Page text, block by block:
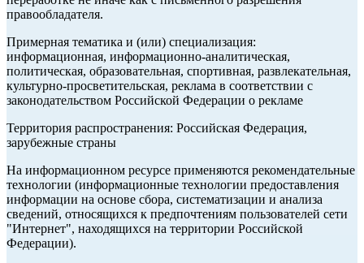
правообладателя.
Примерная тематика и (или) специализация:
информационная, информационно-аналитическая,
политическая, образовательная, спортивная, развлекательная,
культурно-просветительская, реклама в соответствии с
законодательством Российской Федерации о рекламе
Территория распространения: Российская Федерация,
зарубежные страны
На информационном ресурсе применяются рекомендательные
технологии (информационные технологии предоставления
информации на основе сбора, систематизации и анализа
сведений, относящихся к предпочтениям пользователей сети
"Интернет", находящихся на территории Российской
Федерации).